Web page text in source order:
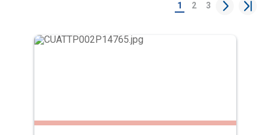
1 2 3